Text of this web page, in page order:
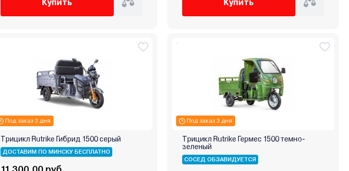
Купить Купить
Под заказ 3 дня
Трицикл Rutrike Гибрид 1500 серый
ДОСТАВИМ ПО МИНСКУ БЕСПЛАТНО
Под заказ 3 дня
Трицикл Rutrike Гермес 1500 темно-
зеленый
СОСЕД ОБЗАВИДУЕТСЯ